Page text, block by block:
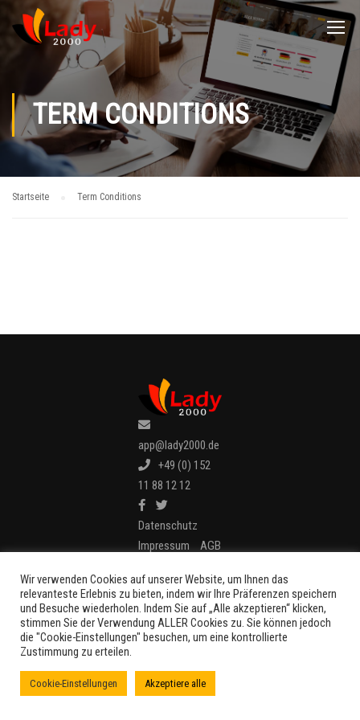
TERM CONDITIONS
Startseite Term Conditions
app@lady2000.de
+49 (0) 152
11 88 12 12
Datenschutz
Impressum
AGB
Copyright byLady2000Powered by Marlene SCHACHNER
Wir verwenden Cookies auf unserer Website, um Ihnen das
relevanteste Erlebnis zu bieten, indem wir Ihre Präferenzen speichern
und Besuche wiederholen. Indem Sie auf „Alle akzeptieren“ klicken,
stimmen Sie der Verwendung ALLER Cookies zu. Sie können jedoch
die "Cookie-Einstellungen" besuchen, um eine kontrollierte
Zustimmung zu erteilen.
Cookie-Einstellungen Akzeptiere alle